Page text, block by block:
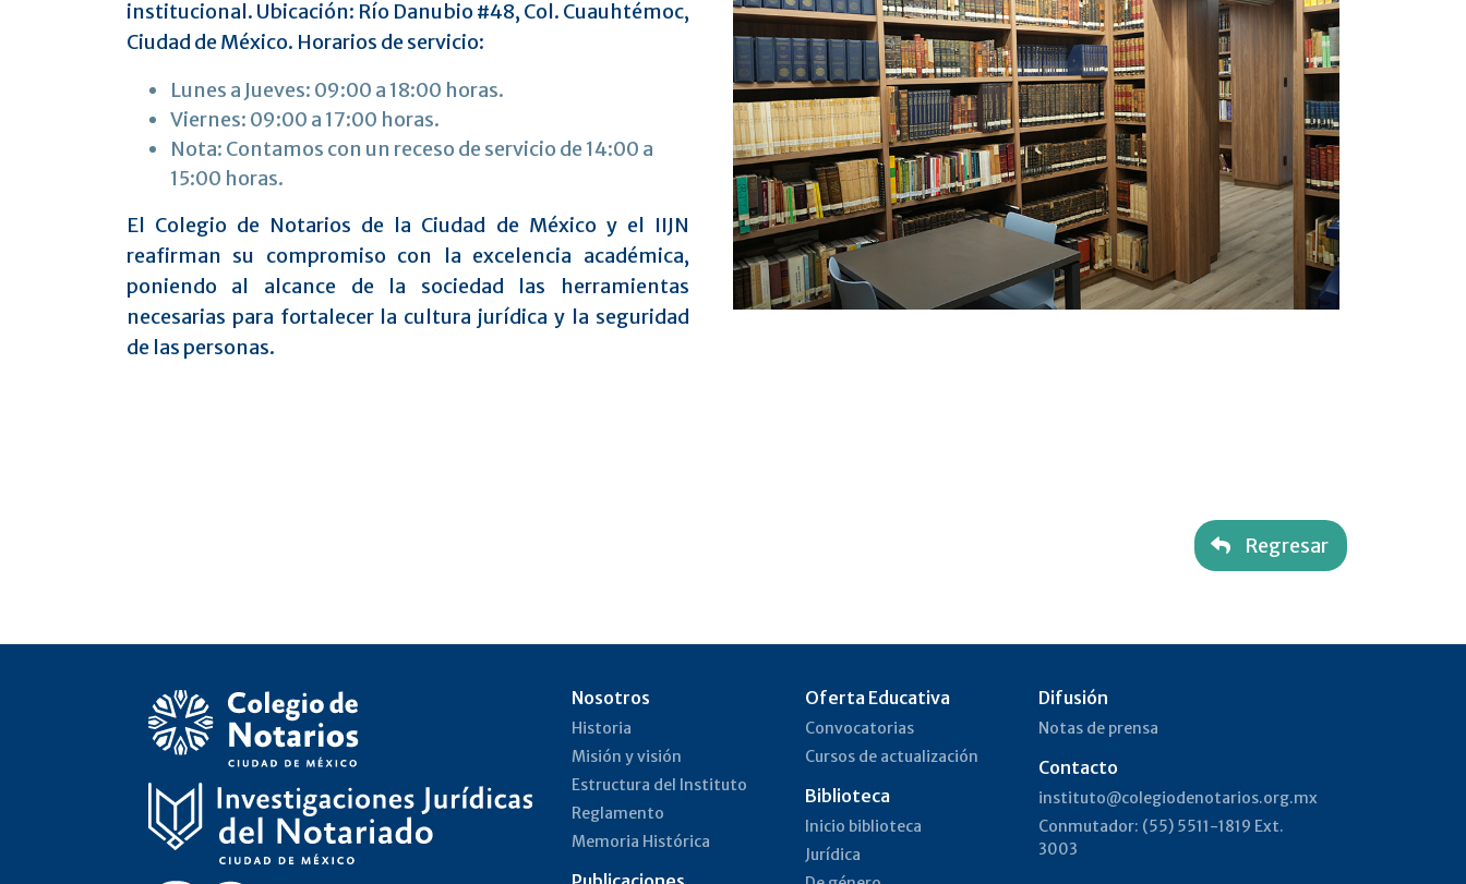
institucional. Ubicación: Río Danubio #48, Col. Cuauhtémoc,
Ciudad de México. Horarios de servicio:
Lunes a Jueves: 09:00 a 18:00 horas.
Viernes: 09:00 a 17:00 horas.
Nota: Contamos con un receso de servicio de 14:00 a
15:00 horas.
El Colegio de Notarios de la Ciudad de México y el IIJN
reafirman su compromiso con la excelencia académica,
poniendo al alcance de la sociedad las herramientas
necesarias para fortalecer la cultura jurídica y la seguridad
de las personas.
Regresar
Nosotros
Historia
Misión y visión
Estructura del Instituto
Reglamento
Memoria Histórica
Oferta Educativa
Convocatorias
Cursos de actualización
Biblioteca
Inicio biblioteca
Jurídica
Difusión
Notas de prensa
Contacto
instituto@colegiodenotarios.org.mx
Conmutador: (55) 5511-1819 Ext.
3003